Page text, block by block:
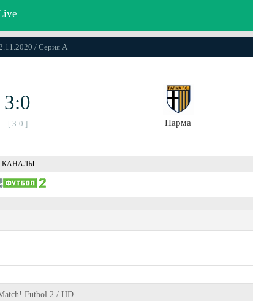
/ Серия А
3:0
[ 3:0 ] Парма
КАНАЛЫ
Futbol 2 / HD